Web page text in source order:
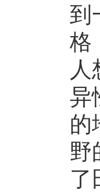
到
格
异
的
野
了